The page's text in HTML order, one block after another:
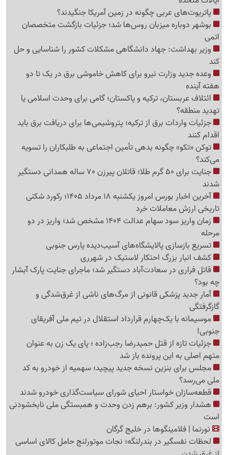
پاتریوت‌های عربی چگونه در زمین آمریکا جنگیدند؟
بوشهر دوباره میزبان روس‌ها شد؛ جزئیات بازگشت متخصصان
اتمی
وزیر بهداشت: جهاد دانشگاهی مشکلات کشور را شناسایی و حل
کند
وعده جدید وزارت نیرو برای کاهش خاموشی برق در یک تا دو
هفته آینده
ائتلاف عربستان، ترکیه و پاکستان؛ گامی برای وحدت اسلامی یا
تهدید منطقه؟
جزئیات واردات برق از ترکیه؛ پتروشیمی‌ها برای دریافت برق باید
اقدام کنند
توکن «تکو» چگونه بدهی تأمین اجتماعی به طلبکاران را تسویه
می‌کند؟
جنایت برای 50 گرم طلا؛ قاتلان پیرزن 70 ساله همدانی دستگیر
شدند
آخرین اخبار بورس امروز یکشنبه 18 مرداد 1405؛ رکورد شکنی
تاریخی ارزش معاملات خرد
زمان واریز سود سهام عدالت 1404 مشخص شد؛ واریز در دو
مرحله
تسریع بازسازی پالایشگاه‌های آسیب‌دیده پارس جنوبی
کشف انبار بزرگ احتکار لاستیک در شهرری
قاتل فراری در سعادت‌آباد دستگیر شد؛ ماجرای جنایت پارک آبشار
چه بود؟
آمار جدید پزشکی قانونی از مرگ‌های ناشی از غرق‌شدگی و
گازگرفتگی
موسیمانه با یک‌چهارم قرارداد استقلال در تیم ملی آفریقای
جنوبی!
جزئیات تازه از قتل حمیدرضا رجب‌زاده ؛ پای یک زن به عنوان
متهم اصلی به این پرونده باز شد
مجلس برای بنزین نسخه جدید پیچید؛ سهمیه از خودرو به کد
ملی می‌رسد؟
قطعه‌سازان خواستار احیای شورای سیاست‌گذاری خودرو شدند
هشدار وزیر کشور: برهم زدن وحدت و همبستگی ملی نابخشودنی
است
نورنما | فلامینگوها در خلیج گرگان
لحظات نفسگیر در بندرلنگه؛ نجات موتورلنج حامل کالای اساسی